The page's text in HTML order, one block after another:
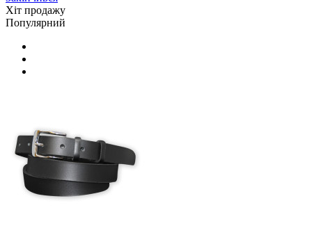
Хіт продажу
Популярний